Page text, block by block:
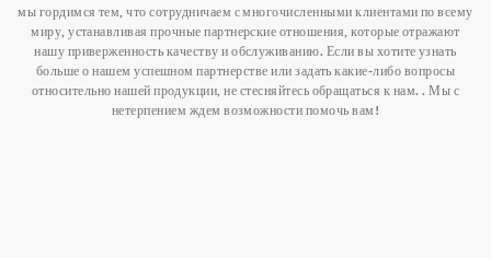
мы гордимся тем, что сотрудничаем с многочисленными клиентами по всему
миру, устанавливая прочные партнерские отношения, которые отражают
нашу приверженность качеству и обслуживанию. Если вы хотите узнать
больше о нашем успешном партнерстве или задать какие-либо вопросы
относительно нашей продукции, не стесняйтесь обращаться к нам. . Мы с
нетерпением ждем возможности помочь вам!